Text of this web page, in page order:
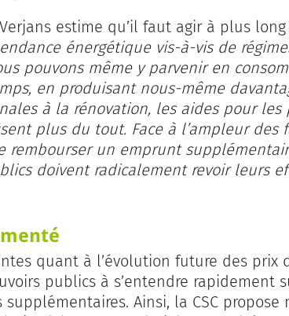
estime qu’il faut agir à plus
énergétique vis-à-vis de
pouvons même y parvenir en
en produisant nous-même
à la rénovation, les aides pour les
plus du tout. Face à l’ampleur des
rembourser un emprunt
doivent radicalement revoir leurs
quant à l’évolution future des prix
publics à s’entendre rapidement
Ainsi, la CSC propose